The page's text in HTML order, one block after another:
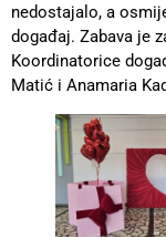
nedostajalo, a
događaj. Zabava je
Koordinatorice
Matić i Anamaria